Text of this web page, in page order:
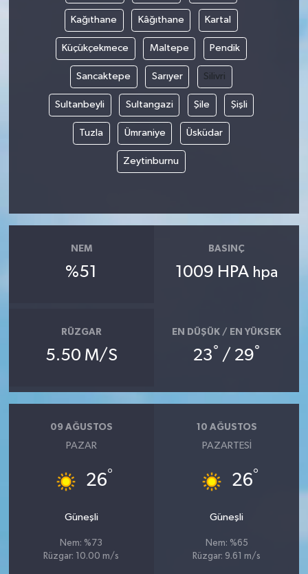
Kağıthane Kâğıthane Kartal
Küçükçekmece Maltepe Pendik
Sancaktepe Sarıyer Silivri
Sultanbeyli Sultangazi Şile Şişli
Tuzla Ümraniye Üsküdar
Zeytinburnu
NEM
%51
BASINÇ
1009 HPA hpa
RÜZGAR
5.50 M/S
EN DÜŞÜK / EN YÜKSEK
23° / 29°
09 AĞUSTOS
PAZAR
26°
Güneşli
Nem: %73
Rüzgar: 10.00 m/s
10 AĞUSTOS
PAZARTESI
26°
Güneşli
Nem: %65
Rüzgar: 9.61 m/s